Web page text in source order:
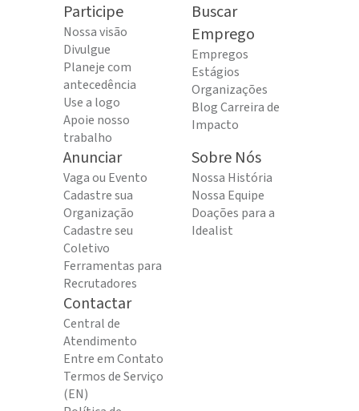
Participe
Nossa visão
Divulgue
Planeje com
antecedência
Use a logo
Apoie nosso
trabalho
Buscar
Emprego
Empregos
Estágios
Organizações
Blog Carreira de
Impacto
Anunciar
Vaga ou Evento
Cadastre sua
Organização
Cadastre seu
Coletivo
Ferramentas para
Recrutadores
Sobre Nós
Nossa História
Nossa Equipe
Doações para a
Idealist
Contactar
Central de
Atendimento
Entre em Contato
Termos de Serviço
(EN)